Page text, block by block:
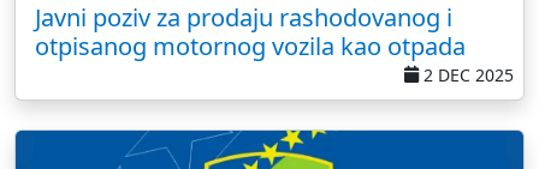
Javni poziv za prodaju rashodovanog i
otpisanog motornog vozila kao otpada
2 DEC 2025